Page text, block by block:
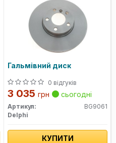
Гальмівний диск
0 відгуків
3 035 грн сьогодні
Артикул:
BG9061
Delphi
КУПИТИ